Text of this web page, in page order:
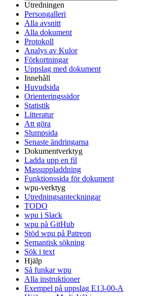
Utredningen
Persongalleri
Alla avsnitt
Alla dokument
Protokoll
Analys av Kulor
Förkortningar
Uppslag med dokument
Innehåll
Huvudsida
Orienteringssidor
Statistik
Litteratur
Att göra
Slumpsida
Senaste ändringarna
Dokumentverktyg
Ladda upp en fil
Massuppladdning
Funktionssida för dokument
wpu-verktyg
Utredningsanteckningar
TODO
wpu i Slack
wpu på GitHub
Stöd wpu på Patreon
Semantisk sökning
Sök i text
Hjälp
Så funkar wpu
Alla instruktioner
Exempel på uppslag E13-00-A